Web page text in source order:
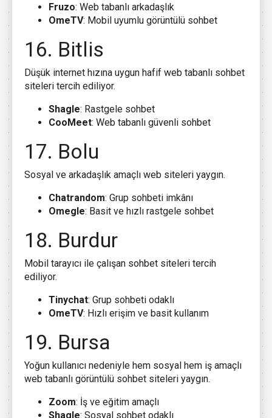
Fruzo: Web tabanlı arkadaşlık
OmeTV: Mobil uyumlu görüntülü sohbet
16. Bitlis
Düşük internet hızına uygun hafif web tabanlı sohbet
siteleri tercih ediliyor.
Shagle: Rastgele sohbet
CooMeet: Web tabanlı güvenli sohbet
17. Bolu
Sosyal ve arkadaşlık amaçlı web siteleri yaygın.
Chatrandom: Grup sohbeti imkânı
Omegle: Basit ve hızlı rastgele sohbet
18. Burdur
Mobil tarayıcı ile çalışan sohbet siteleri tercih
ediliyor.
Tinychat: Grup sohbeti odaklı
OmeTV: Hızlı erişim ve basit kullanım
19. Bursa
Yoğun kullanıcı nedeniyle hem sosyal hem iş amaçlı
web tabanlı görüntülü sohbet siteleri yaygın.
Zoom: İş ve eğitim amaçlı
Shagle: Sosyal sohbet odaklı